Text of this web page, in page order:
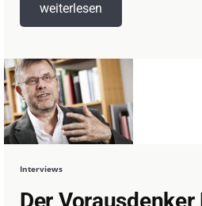
weiterlesen
Interviews